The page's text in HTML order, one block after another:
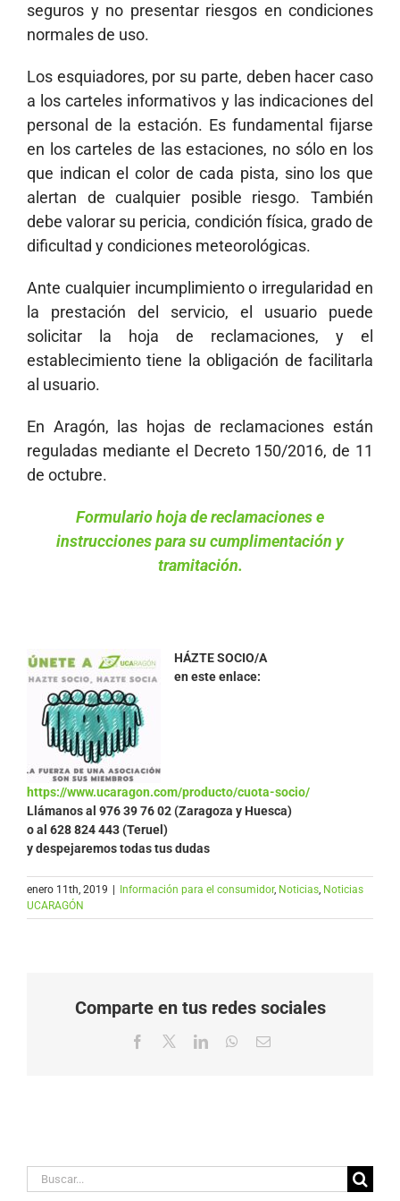
seguros y no presentar riesgos en condiciones
normales de uso.
Los esquiadores, por su parte, deben hacer caso
a los carteles informativos y las indicaciones del
personal de la estación. Es fundamental fijarse
en los carteles de las estaciones, no sólo en los
que indican el color de cada pista, sino los que
alertan de cualquier posible riesgo. También
debe valorar su pericia, condición física, grado de
dificultad y condiciones meteorológicas.
Ante cualquier incumplimiento o irregularidad en
la prestación del servicio, el usuario puede
solicitar la hoja de reclamaciones, y el
establecimiento tiene la obligación de facilitarla
al usuario.
En Aragón, las hojas de reclamaciones están
reguladas mediante el Decreto 150/2016, de 11
de octubre.
Formulario hoja de reclamaciones e
instrucciones para su cumplimentación y
tramitación.
HÁZTE SOCIO/A
en este enlace:
https://www.ucaragon.com/producto/cuota-socio/
Llámanos al 976 39 76 02 (Zaragoza y Huesca)
o al 628 824 443 (Teruel)
y despejaremos todas tus dudas
enero 11th, 2019 Información para el consumidor, Noticias, Noticias
UCARAGÓN
Comparte en tus redes sociales
Facebook LinkedInWhatsApp
Correo
Buscar: